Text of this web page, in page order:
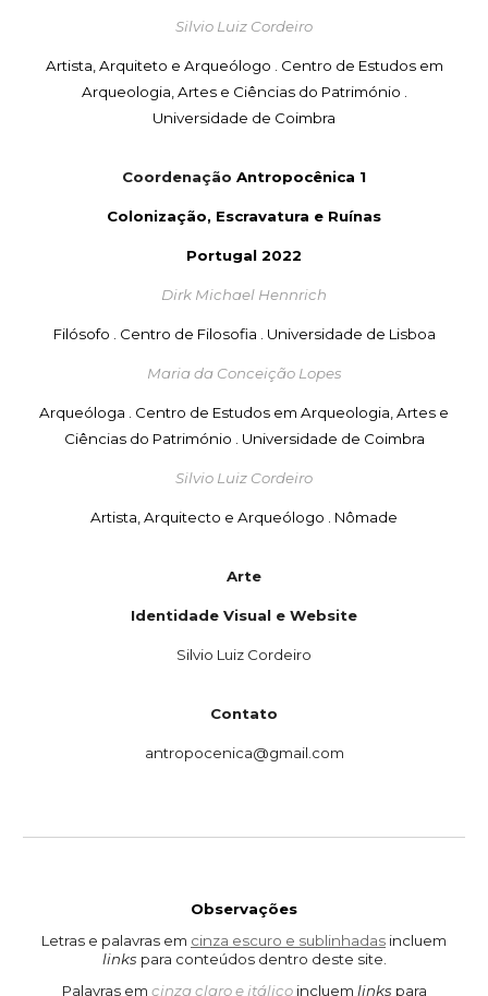
Silvio Luiz Cordeiro
Artista, Arquiteto e Arqueólogo . Centro de Estudos em
Arqueologia, Artes e Ciências do Património .
Universidade de Coimbra
Coordenação Antropocênica 1
Colonização, Escravatura e Ruínas
Portugal 2022
Dirk Michael Hennrich
Filósofo . Centro de Filosofia . Universidade de Lisboa
Maria da Conceição Lopes
Arqueóloga . Centro de Estudos em Arqueologia, Artes e
Ciências do Património . Universidade de Coimbra
Silvio Luiz Cordeiro
Artista, Arquitecto e Arqueólogo . Nômade
Arte
Identidade Visual e Website
Silvio Luiz Cordeiro
Contato
antropocenica@gmail.com
Observações
Letras e palavras em cinza escuro e sublinhadas incluem
links para conteúdos dentro deste site.
Palavras em cinza claro e itálico incluem links para